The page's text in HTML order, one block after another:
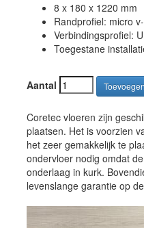
8 x 180 x 1220 mm
Randprofiel: micro
Verbindingsprofiel:
Toegestane
Aantal
Coretec vloeren zijn
plaatsen. Het is voorzien
het zeer gemakkelijk te
ondervloer nodig omdat
onderlaag in kurk.
levenslange garantie op